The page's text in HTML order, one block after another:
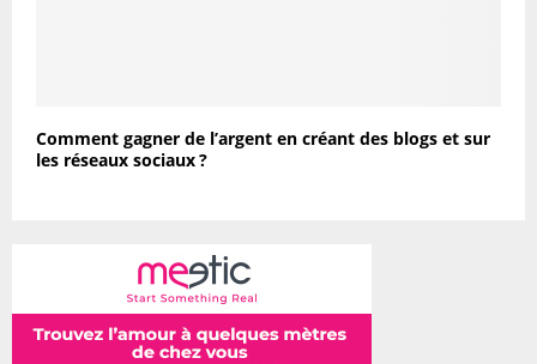
Comment gagner de l’argent en créant des blogs et sur
les réseaux sociaux ?